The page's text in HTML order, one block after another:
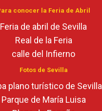
conocer la Feria de Abril
Feria de abril de Sevilla
Real de la Feria
calle del Infierno
Fotos de Sevilla
plano turístico de Sevilla
Parque de María Luisa